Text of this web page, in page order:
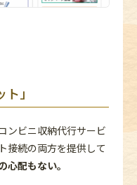
」
ンビニ収納代行サービ
接続の両方を提供して
配もない。